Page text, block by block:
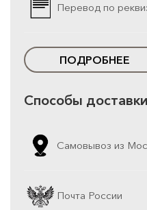
Перевод по
ПОДРОБНЕЕ
Способы доставки
Самовывоз из
Почта России